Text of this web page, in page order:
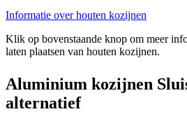
Informatie over houten kozijnen
Klik op bovenstaande knop om meer
laten plaatsen van houten kozijnen.
Aluminium kozijnen
alternatief